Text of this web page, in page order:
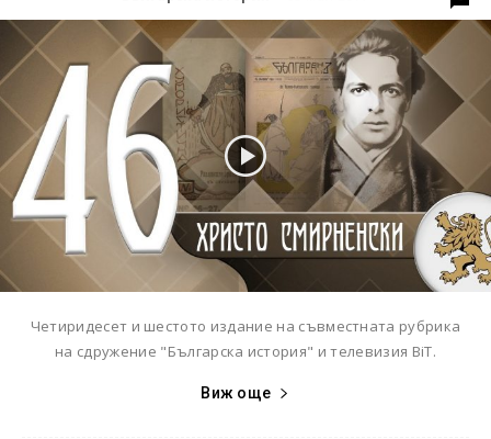
Четиридесет и шестото издание на съвместната рубрика
на сдружение "Българска история" и телевизия BiT.
Виж още